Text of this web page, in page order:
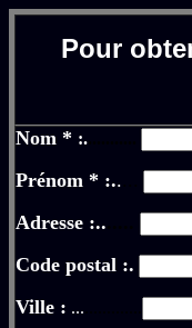
Pour
Nom * :.
Prénom * :..
Adresse :..
Code postal :.
Ville : ...